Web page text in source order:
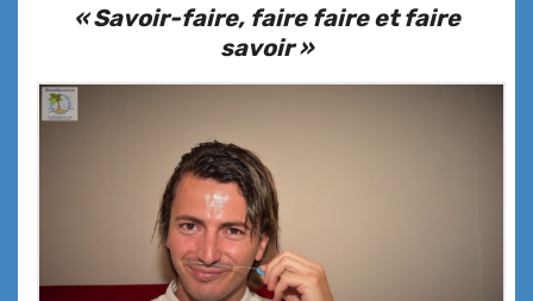
« Savoir-faire, faire faire et faire
savoir »